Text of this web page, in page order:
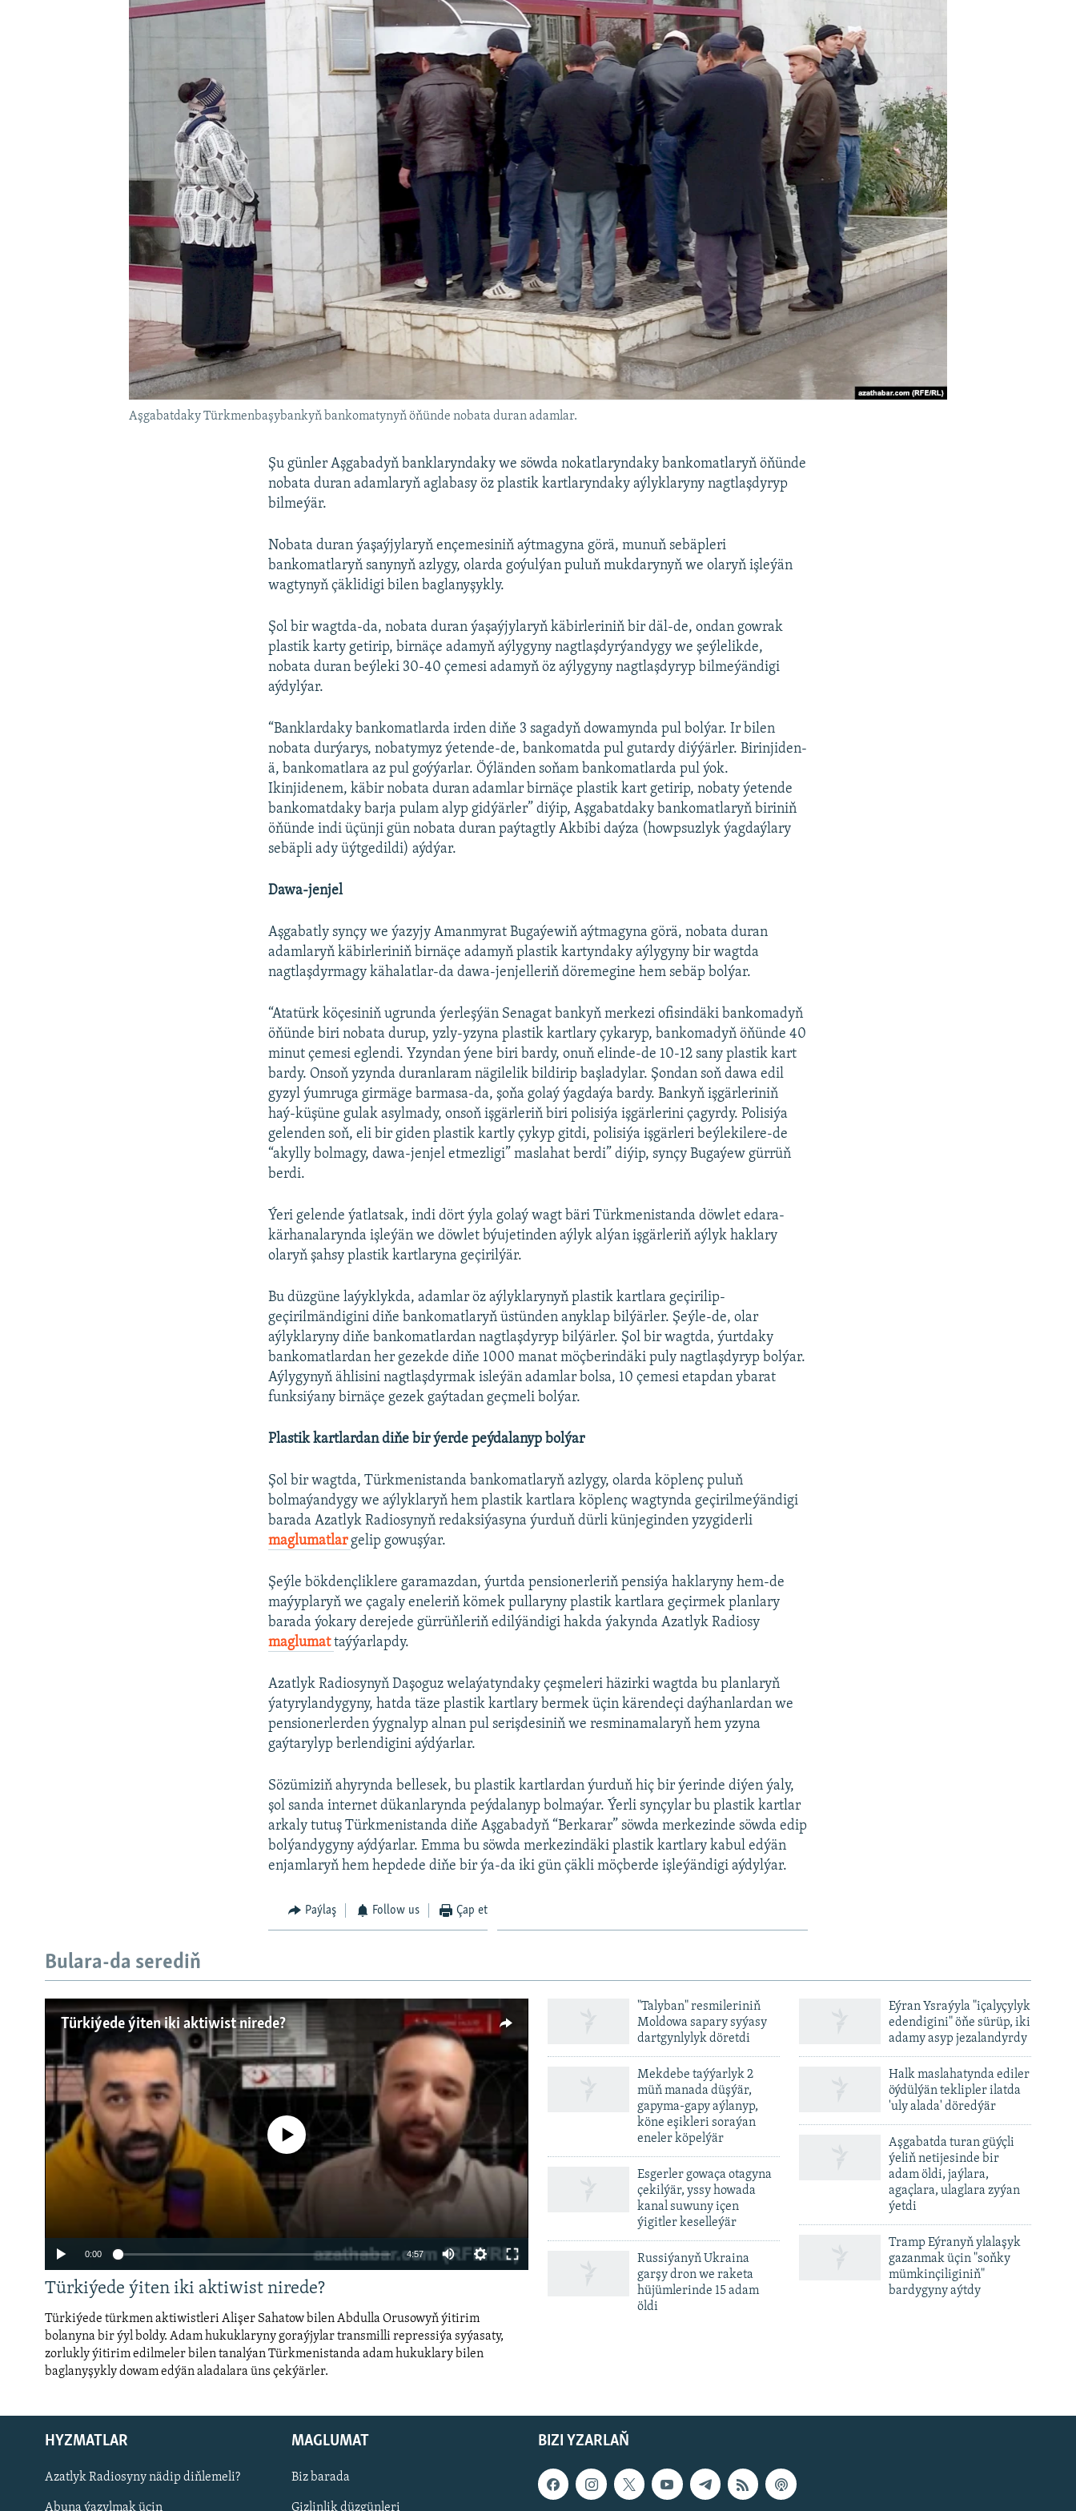
Русский
BIZI YZARLAŇ
Aşgabatdaky Türkmenbaşybankyň bankomatynyň öňünde nobata duran adamlar.
Şu günler Aşgabadyň banklaryndaky we söwda nokatlaryndaky bankomatlaryň öňünde
nobata duran adamlaryň aglabasy öz plastik kartlaryndaky aýlyklaryny nagtlaşdyryp
bilmeýär.
Nobata duran ýaşaýjylaryň ençemesiniň aýtmagyna görä, munuň sebäpleri
bankomatlaryň sanynyň azlygy, olarda goýulýan puluň mukdarynyň we olaryň işleýän
wagtynyň çäklidigi bilen baglanyşykly.
Şol bir wagtda-da, nobata duran ýaşaýjylaryň käbirleriniň bir däl-de, ondan gowrak
plastik karty getirip, birnäçe adamyň aýlygyny nagtlaşdyrýandygy we şeýlelikde,
nobata duran beýleki 30-40 çemesi adamyň öz aýlygyny nagtlaşdyryp bilmeýändigi
aýdylýar.
“Banklardaky bankomatlarda irden diňe 3 sagadyň dowamynda pul bolýar. Ir bilen
nobata durýarys, nobatymyz ýetende-de, bankomatda pul gutardy diýýärler. Birinjiden-
ä, bankomatlara az pul goýýarlar. Öýländen soňam bankomatlarda pul ýok.
Ikinjidenem, käbir nobata duran adamlar birnäçe plastik kart getirip, nobaty ýetende
bankomatdaky barja pulam alyp gidýärler” diýip, Aşgabatdaky bankomatlaryň biriniň
öňünde indi üçünji gün nobata duran paýtagtly Akbibi daýza (howpsuzlyk ýagdaýlary
sebäpli ady üýtgedildi) aýdýar.
Dawa-jenjel
Aşgabatly synçy we ýazyjy Amanmyrat Bugaýewiň aýtmagyna görä, nobata duran
adamlaryň käbirleriniň birnäçe adamyň plastik kartyndaky aýlygyny bir wagtda
nagtlaşdyrmagy kähalatlar-da dawa-jenjelleriň döremegine hem sebäp bolýar.
“Atatürk köçesiniň ugrunda ýerleşýän Senagat bankyň merkezi ofisindäki bankomadyň
öňünde biri nobata durup, yzly-yzyna plastik kartlary çykaryp, bankomadyň öňünde 40
minut çemesi eglendi. Yzyndan ýene biri bardy, onuň elinde-de 10-12 sany plastik kart
bardy. Onsoň yzynda duranlaram nägilelik bildirip başladylar. Şondan soň dawa edil
gyzyl ýumruga girmäge barmasa-da, şoňa golaý ýagdaýa bardy. Bankyň işgärleriniň
haý-küşüne gulak asylmady, onsoň işgärleriň biri polisiýa işgärlerini çagyrdy. Polisiýa
gelenden soň, eli bir giden plastik kartly çykyp gitdi, polisiýa işgärleri beýlekilere-de
“akylly bolmagy, dawa-jenjel etmezligi” maslahat berdi” diýip, synçy Bugaýew gürrüň
berdi.
Ýeri gelende ýatlatsak, indi dört ýyla golaý wagt bäri Türkmenistanda döwlet edara-
kärhanalarynda işleýän we döwlet býujetinden aýlyk alýan işgärleriň aýlyk haklary
olaryň şahsy plastik kartlaryna geçirilýär.
Bu düzgüne laýyklykda, adamlar öz aýlyklarynyň plastik kartlara geçirilip-
geçirilmändigini diňe bankomatlaryň üstünden anyklap bilýärler. Şeýle-de, olar
aýlyklaryny diňe bankomatlardan nagtlaşdyryp bilýärler. Şol bir wagtda, ýurtdaky
bankomatlardan her gezekde diňe 1000 manat möçberindäki puly nagtlaşdyryp bolýar.
Aýlygynyň ählisini nagtlaşdyrmak isleýän adamlar bolsa, 10 çemesi etapdan ybarat
funksiýany birnäçe gezek gaýtadan geçmeli bolýar.
Plastik kartlardan diňe bir ýerde peýdalanyp bolýar
Şol bir wagtda, Türkmenistanda bankomatlaryň azlygy, olarda köplenç puluň
bolmaýandygy we aýlyklaryň hem plastik kartlara köplenç wagtynda geçirilmeýändigi
barada Azatlyk Radiosynyň redaksiýasyna ýurduň dürli künjeginden yzygiderli
maglumatlargelip gowuşýar.
Şeýle bökdençliklere garamazdan, ýurtda pensionerleriň pensiýa haklaryny hem-de
maýyplaryň we çagaly eneleriň kömek pullaryny plastik kartlara geçirmek planlary
barada ýokary derejede gürrüňleriň edilýändigi hakda ýakynda Azatlyk Radiosy
maglumattaýýarlapdy.
Azatlyk Radiosynyň Daşoguz welaýatyndaky çeşmeleri häzirki wagtda bu planlaryň
ýatyrylandygyny, hatda täze plastik kartlary bermek üçin kärendeçi daýhanlardan we
pensionerlerden ýygnalyp alnan pul serişdesiniň we resminamalaryň hem yzyna
gaýtarylyp berlendigini aýdýarlar.
Sözümiziň ahyrynda bellesek, bu plastik kartlardan ýurduň hiç bir ýerinde diýen ýaly,
şol sanda internet dükanlarynda peýdalanyp bolmaýar. Ýerli synçylar bu plastik kartlar
arkaly tutuş Türkmenistanda diňe Aşgabadyň “Berkarar” söwda merkezinde söwda edip
bolýandygyny aýdýarlar. Emma bu söwda merkezindäki plastik kartlary kabul edýän
enjamlaryň hem hepdede diňe bir ýa-da iki gün çäkli möçberde işleýändigi aýdylýar.
Paýlaş Follow us Çap et
Bulara-da serediň
Türkiýede ýiten iki aktiwist nirede?
No media source currently available
0:00 4:57 Auto
480p
Türkiýede ýiten iki aktiwist nirede?
Türkiýede türkmen aktiwistleri Alişer Sahatow bilen Abdulla Orusowyň ýitirim
bolanyna bir ýyl boldy. Adam hukuklaryny goraýjylar transmilli repressiýa syýasaty,
zorlukly ýitirim edilmeler bilen tanalýan Türkmenistanda adam hukuklary bilen
baglanyşykly dowam edýän aladalara üns çekýärler.
"Talyban" resmileriniň
Moldowa sapary syýasy
dartgynlylyk döretdi
Mekdebe taýýarlyk 2
müň manada düşýär,
gapyma-gapy aýlanyp,
köne eşikleri soraýan
eneler köpelýär
Esgerler gowaça otagyna
çekilýär, yssy howada
kanal suwuny içen
ýigitler keselleýär
Russiýanyň Ukraina
garşy dron we raketa
hüjümlerinde 15 adam
öldi
Eýran Ysraýyla "içalyçylyk
edendigini" öňe sürüp, iki
adamy asyp jezalandyrdy
Halk maslahatynda ediler
öýdülýän teklipler ilatda
'uly alada' döredýär
Aşgabatda turan güýçli
ýeliň netijesinde bir
adam öldi, jaýlara,
agaçlara, ulaglara zyýan
ýetdi
Tramp Eýranyň ylalaşyk
gazanmak üçin "soňky
mümkinçiliginiň"
bardygyny aýtdy
BIZI YZARLAŇ
HYZMATLAR
Azatlyk Radiosyny nädip diňlemeli?
Abuna ýazylmak üçin
MAGLUMAT
Biz barada
Gizlinlik düzgünleri